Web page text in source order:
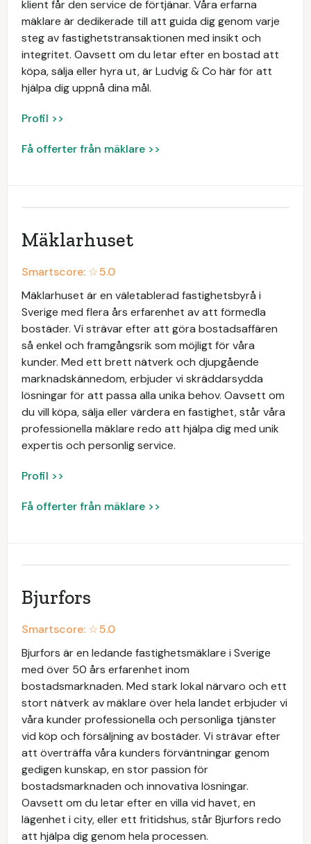
klient får den service de förtjänar. Våra erfarna
mäklare är dedikerade till att guida dig genom varje
steg av fastighetstransaktionen med insikt och
integritet. Oavsett om du letar efter en bostad att
köpa, sälja eller hyra ut, är Ludvig & Co här för att
hjälpa dig uppnå dina mål.
Profil >>
Få offerter från mäklare >>
Mäklarhuset
Smartscore: ☆5.0
Mäklarhuset är en väletablerad fastighetsbyrå i
Sverige med flera års erfarenhet av att förmedla
bostäder. Vi strävar efter att göra bostadsaffären
så enkel och framgångsrik som möjligt för våra
kunder. Med ett brett nätverk och djupgående
marknadskännedom, erbjuder vi skräddarsydda
lösningar för att passa alla unika behov. Oavsett om
du vill köpa, sälja eller värdera en fastighet, står våra
professionella mäklare redo att hjälpa dig med unik
expertis och personlig service.
Profil >>
Få offerter från mäklare >>
Bjurfors
Smartscore: ☆5.0
Bjurfors är en ledande fastighetsmäklare i Sverige
med över 50 års erfarenhet inom
bostadsmarknaden. Med stark lokal närvaro och ett
stort nätverk av mäklare över hela landet erbjuder vi
våra kunder professionella och personliga tjänster
vid köp och försäljning av bostäder. Vi strävar efter
att överträffa våra kunders förväntningar genom
gedigen kunskap, en stor passion för
bostadsmarknaden och innovativa lösningar.
Oavsett om du letar efter en villa vid havet, en
lägenhet i city, eller ett fritidshus, står Bjurfors redo
att hjälpa dig genom hela processen.